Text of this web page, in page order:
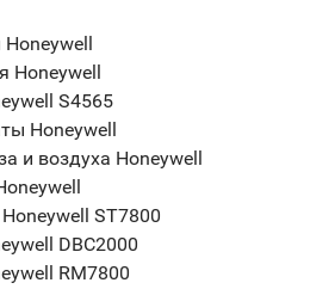
Honeywell
S4565
Honeywell
и воздуха Honeywell
ST7800
DBC2000
RM7800